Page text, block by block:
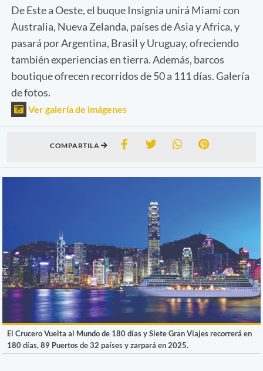
De Este a Oeste, el buque Insignia unirá Miami con
Australia, Nueva Zelanda, países de Asia y Africa, y
pasará por Argentina, Brasil y Uruguay, ofreciendo
también experiencias en tierra. Además, barcos
boutique ofrecen recorridos de 50 a 111 días. Galería
de fotos.
Ver galería de imágenes
COMPARTILA
El Crucero Vuelta al Mundo de 180 días y Siete Gran Viajes recorrerá en
180 días, 89 Puertos de 32 países y zarpará en 2025.